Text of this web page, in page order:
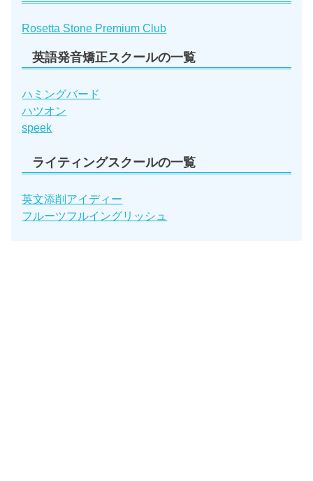
Rosetta Stone Premium Club
英語発音矯正スクールの一覧
ハミングバード
ハツオン
speek
ライティングスクールの一覧
英文添削アイディー
フルーツフルイングリッシュ